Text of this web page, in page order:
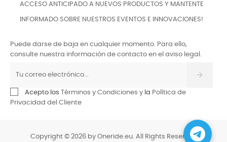
ACCESO ANTICIPADO A NUEVOS PRODUCTOS Y MANTENTE
INFORMADO SOBRE NUESTROS EVENTOS E INNOVACIONES!
Puede darse de baja en cualquier momento. Para ello,
consulte nuestra información de contacto en el aviso legal.
Acepto los Términos y Condiciones y la Política de
Privacidad del Cliente
Copyright © 2026 by Oneride.eu. All Rights Reserved